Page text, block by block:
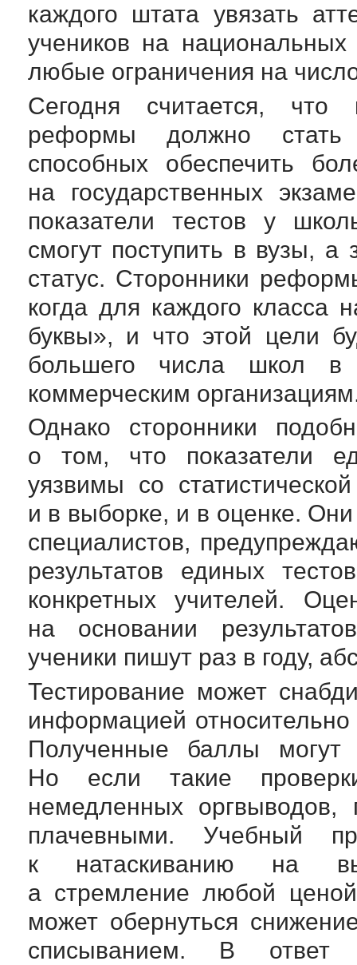
каждого штата увязать
учеников на
любые ограничения на
Сегодня считается, что
реформы должно стать
способных обеспечить
на государственных
показатели тестов у
смогут поступить в вузы, а
статус. Сторонники
когда для каждого класса
буквы», и что этой цели
большего числа школ
коммерческим
Однако сторонники
о том, что показатели
уязвимы со
и в выборке, и в оценке.
специалистов,
результатов единых
конкретных учителей.
на основании
ученики пишут раз в году,
Тестирование может
информацией
Полученные баллы
Но если такие
немедленных оргвыводов,
плачевными. Учебный
к натаскиванию на
а стремление любой
может обернуться
списыванием. В ответ